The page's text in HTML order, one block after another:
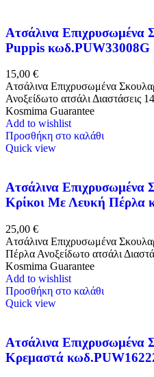
Ατσάλινα Επιχρυσωμένα
Puppis κωδ.PUW33008G
15,00 €
Ατσάλινα Επιχρυσωμένα
Ανοξείδωτο ατσάλι
Kosmima Guarantee
Add to wishlist
Προσθήκη στο καλάθι
Quick view
Ατσάλινα Επιχρυσωμένα
Κρίκοι Με Λευκή Πέρλα
25,00 €
Ατσάλινα Επιχρυσωμένα
Πέρλα Ανοξείδωτο ατσάλι
Kosmima Guarantee
Add to wishlist
Προσθήκη στο καλάθι
Quick view
Ατσάλινα Επιχρυσωμένα
Κρεμαστά